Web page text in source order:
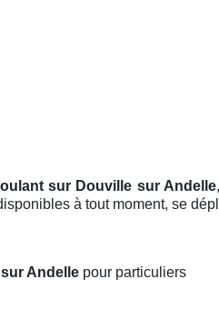
sur Douville sur Andelle
à tout moment, se
Andelle pour particuliers